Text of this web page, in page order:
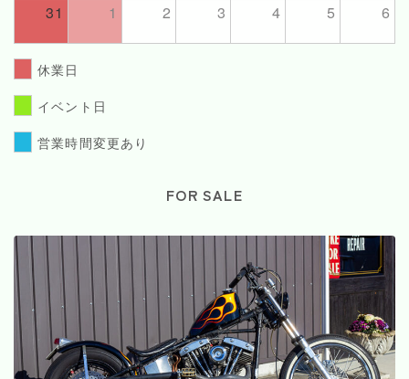
31 1 2 3 4 5 6
休業日
イベント日
営業時間変更あり
FOR SALE